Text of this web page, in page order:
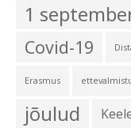
1
Covid-19
Erasmus
jõulud